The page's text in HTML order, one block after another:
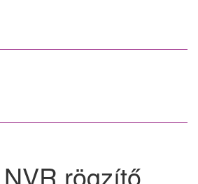
rögzítő